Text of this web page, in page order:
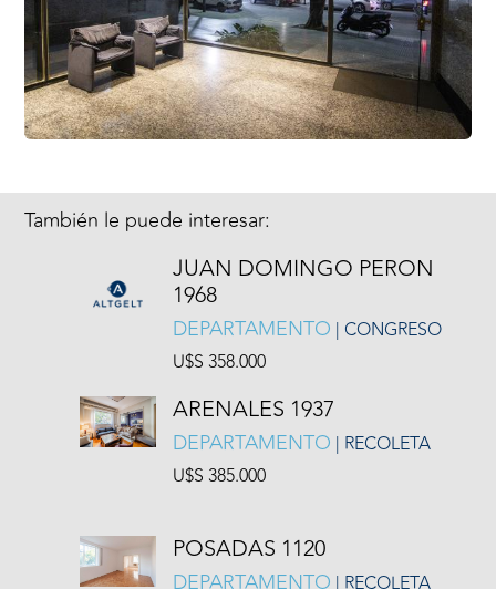
También le puede interesar:
JUAN DOMINGO PERON
1968
DEPARTAMENTO | CONGRESO
U$S 358.000
ARENALES 1937
DEPARTAMENTO | RECOLETA
U$S 385.000
POSADAS 1120
DEPARTAMENTO | RECOLETA